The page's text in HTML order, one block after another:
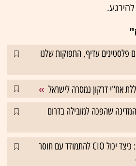
פלסטינים עדיף, התפוקות שלנו
אח"י דרקון נמסרה לישראל
שהפכה למובילה בדרום
מודל "הבית הטכנולוגי": כיצד יכול CIO להתמודד עם חוסר